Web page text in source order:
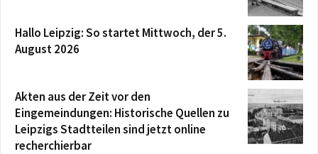
Hallo Leipzig: So startet Mittwoch, der 5.
August 2026
Akten aus der Zeit vor den
Eingemeindungen: Historische Quellen zu
Leipzigs Stadtteilen sind jetzt online
recherchierbar